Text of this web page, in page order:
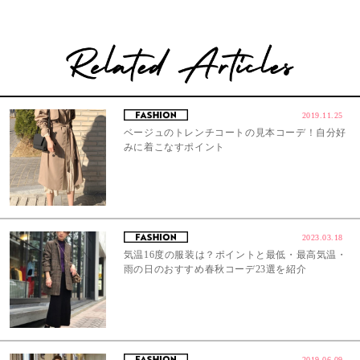
2019.11.25
ベージュのトレンチコートの見本コーデ！自分好
みに着こなすポイント
2023.03.18
気温16度の服装は？ポイントと最低・最高気温・
雨の日のおすすめ春秋コーデ23選を紹介